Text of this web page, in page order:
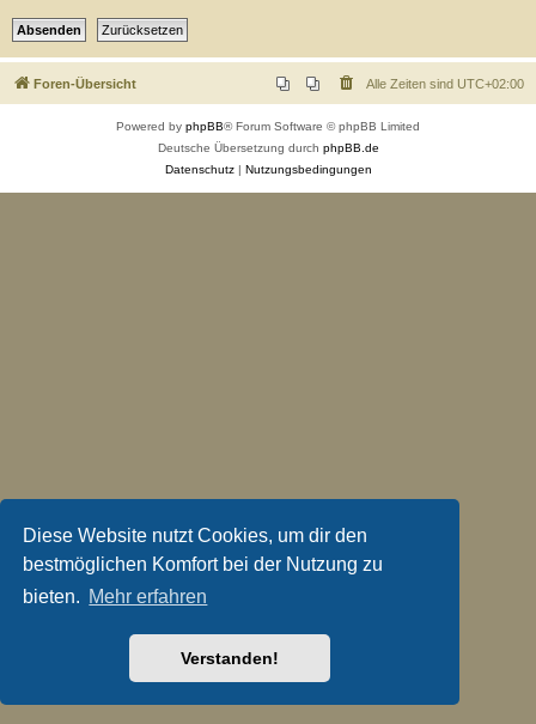
Diese Website nutzt Cookies, um dir den
bestmöglichen Komfort bei der Nutzung zu
bieten. Mehr erfahren
Verstanden!
Foren-Übersicht Alle Zeiten sind UTC+02:00
Powered by phpBB® Forum Software © phpBB Limited
Deutsche Übersetzung durch phpBB.de
Datenschutz| Nutzungsbedingungen